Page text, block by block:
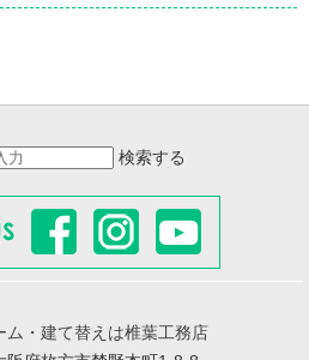
検索する
ム・建て替えは椎葉工務店